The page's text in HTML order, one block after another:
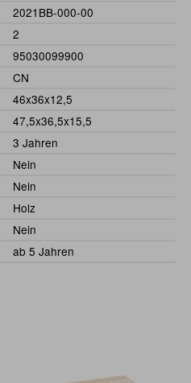
2021BB-000-00
2
95030099900
CN
46x36x12,5
47,5x36,5x15,5
3 Jahren
Nein
Nein
Holz
Nein
ab 5 Jahren